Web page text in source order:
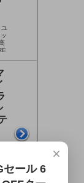
×
セール 6